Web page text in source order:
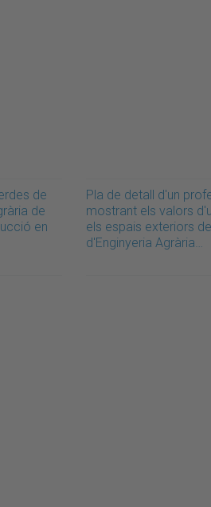
de
de
en
Pla de detall d'un
mostrant els valors
els espais exteriors
d'Enginyeria Agrària…